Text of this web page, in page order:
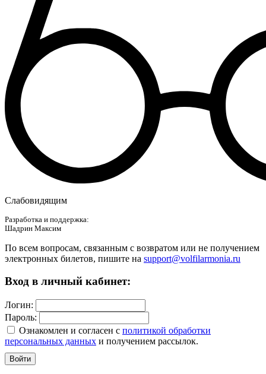
Слабовидящим
Разработка и поддержка:
Шадрин Максим
По всем вопросам, связанным с возвратом или не получением
электронных билетов, пишите на support@volfilarmonia.ru
Вход в личный кабинет:
Логин:
Пароль:
Ознакомлен и согласен c политикой обработки
персональных данных и получением рассылок.
Войти